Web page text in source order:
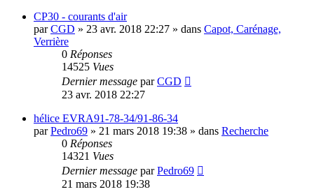
CP30 - courants d'air
parCGD » 23 avr. 2018 22:27 » dans Capot, Carénage,
Verrière
0 Réponses
14525 Vues
Dernier message parCGD
23 avr. 2018 22:27
hélice EVRA91-78-34/91-86-34
parPedro69 » 21 mars 2018 19:38 » dans Recherche
0 Réponses
14321 Vues
Dernier message parPedro69
21 mars 2018 19:38